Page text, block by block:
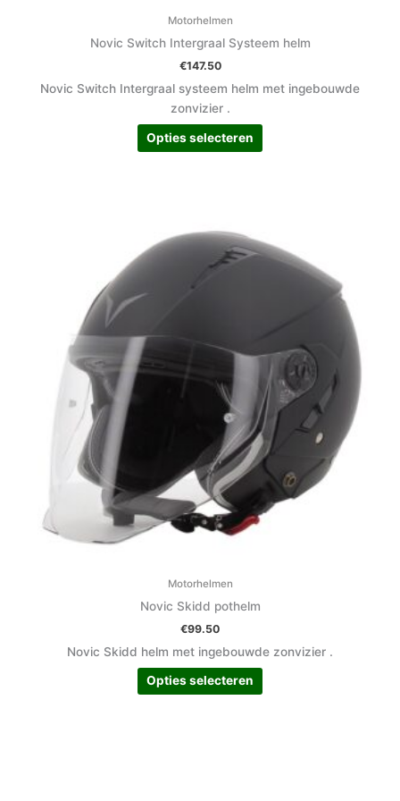
Motorhelmen
Novic Switch Intergraal Systeem helm
€147.50
Novic Switch Intergraal systeem helm met ingebouwde
zonvizier .
Opties selecteren
Motorhelmen
Novic Skidd pothelm
€99.50
Novic Skidd helm met ingebouwde zonvizier .
Opties selecteren
heeft
meerdere
kan
gekozen
worden
op
de
productpagina